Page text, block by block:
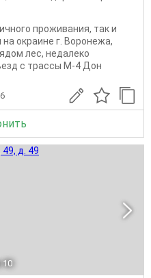
проживания, так и
окраине г. Воронежа,
лес, недалеко
с трассы М-4 Дон
10